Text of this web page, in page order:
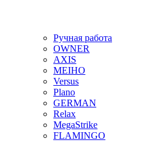
Ручная работа
OWNER
AXIS
MEIHO
Versus
Plano
GERMAN
Relax
MegaStrike
FLAMINGO